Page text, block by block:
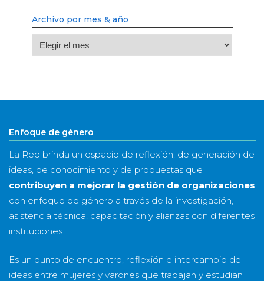
Archivo por mes & año
Archivo
por
año
Enfoque de género
La Red brinda un espacio de reflexión, de generación de
ideas, de conocimiento y de propuestas que
contribuyen a mejorar la gestión de organizaciones
con enfoque de género a través de la investigación,
asistencia técnica, capacitación y alianzas con diferentes
instituciones.
Es un punto de encuentro, reflexión e intercambio de
ideas entre mujeres y varones que trabajan y estudian